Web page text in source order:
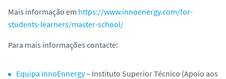
Mais informação em https://www.innoenergy.com/for-
students-learners/master-school/
Para mais informações contacte:
Equipa InnoEnnergy– Instituto Superior Técnico (Apoio aos